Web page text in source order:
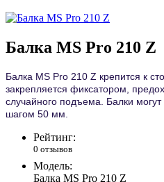
Балка MS Pro 210 Z
Балка MS Pro 210 Z крепится к
закрепляется фиксатором,
случайного подъема. Балки
шагом 50 мм.
Рейтинг:
0 отзывов
Модель:
Балка MS Pro 210 Z